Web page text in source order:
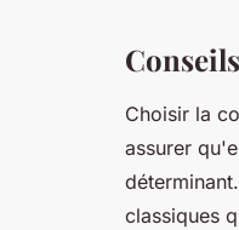
Choisir la
assurer
classiques